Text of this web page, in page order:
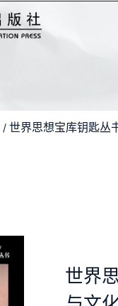
/ 世界思想宝库钥匙丛
世界